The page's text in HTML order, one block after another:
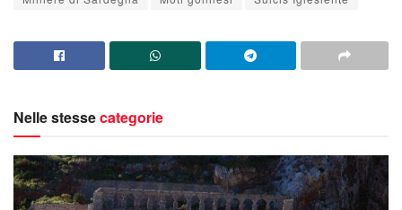
Nelle stessecategorie